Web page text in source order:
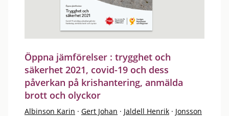
Öppna jämförelser : trygghet och
säkerhet 2021, covid-19 och dess
påverkan på krishantering, anmälda
brott och olyckor
Albinson Karin · Gert Johan · Jaldell Henrik · Jonsson